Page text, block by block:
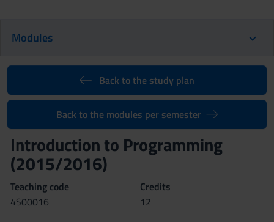
Modules
Back to the study plan
Back to the modules per semester
Introduction to Programming
(2015/2016)
Teaching code
4S00016
Credits
12